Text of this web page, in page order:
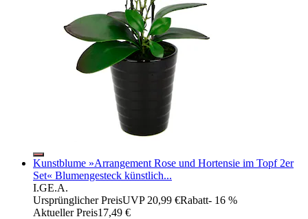
Kunstblume »Arrangement Rose und Hortensie im Topf 2er
Set« Blumengesteck künstlich...
I.GE.A.
Ursprünglicher PreisUVP 20,99 €Rabatt- 16 %
Aktueller Preis17,49 €